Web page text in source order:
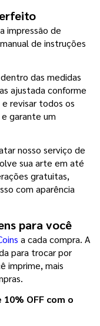
impressão de
de instruções
das medidas
ajustada conforme
revisar todos os
garante um
sua arte em até
gratuitas,
com aparência
para você
a cada compra. A
para trocar por
imprime, mais
OFF com o